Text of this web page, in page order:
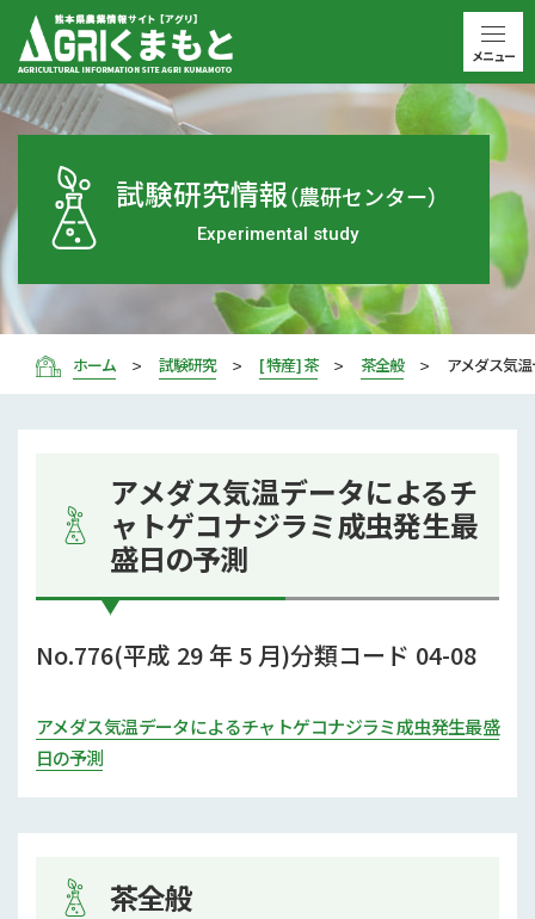
試験研究情報（農研センター）
Experimental study
ホーム 試験研究 [ 特産 ] 茶 茶全般 アメダス気
アメダス気温データによるチ
ャトゲコナジラミ成虫発生最
盛日の予測
No.776(平成 29 年 5 月)分類コード 04-08
アメダス気温データによるチャトゲコナジラミ成虫発生最盛
日の予測
茶全般
メニュー